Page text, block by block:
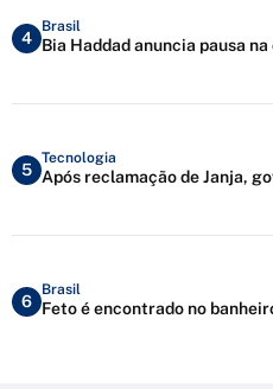
4
Brasil
Bia Haddad anuncia pausa
5
Tecnologia
Após reclamação de Janja,
6
Brasil
Feto é encontrado no